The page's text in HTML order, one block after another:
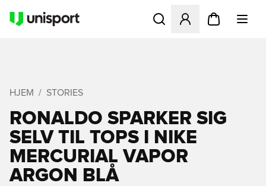
Åbner en Modal til at
HJEM STORIES
RONALDO SPARKER SIG
SELV TIL TOPS I NIKE
MERCURIAL VAPOR
ARGON BLÅ